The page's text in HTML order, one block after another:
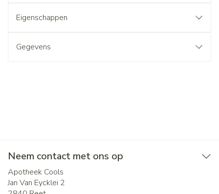
Eigenschappen
Gegevens
Neem contact met ons op
Apotheek Cools
Jan Van Eycklei 2